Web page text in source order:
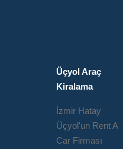
Üçyol Araç
Kiralama
İzmir Hatay
Üçyol'un Rent A
Car Firması